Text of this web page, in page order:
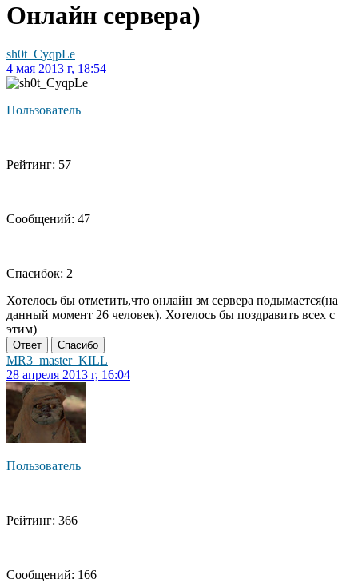
Онлайн сервера)
sh0t_CyqpLe
4 мая 2013 г, 18:54
Пользователь
Рейтинг: 57
Сообщений: 47
Спасибок: 2
Хотелось бы отметить,что онлайн зм сервера подымается(на
данный момент 26 человек). Хотелось бы поздравить всех с
этим)
Ответ Спасибо
MR3_master_KILL
28 апреля 2013 г, 16:04
Пользователь
Рейтинг: 366
Сообщений: 166